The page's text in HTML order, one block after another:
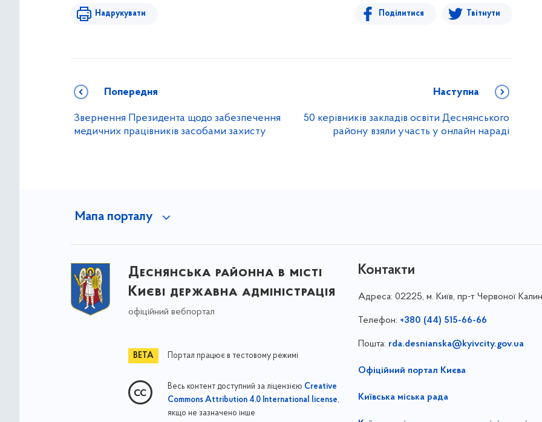
Надрукувати Поділитися Твітнути
Попередня
Звернення Президента щодо забезпечення
медичних працівників засобами захисту
Наступна
50 керівників закладів освіти Деснянського
району взяли участь у онлайн нараді
Мапа порталу
Деснянська районна в місті
Києві державна адміністрація
офіційний вебпортал
Портал працює в тестовому режимі
Весь контент доступний за ліцензією Creative
Commons Attribution 4.0 International license,
якщо не зазначено інше
Контакти
Адреса: 02225, м. Київ, пр-т Червоної
Телефон: +380 (44) 515-66-66
Пошта: rda.desnianska@kyivcity.gov.ua
Офіційний портал Києва
Київська міська рада